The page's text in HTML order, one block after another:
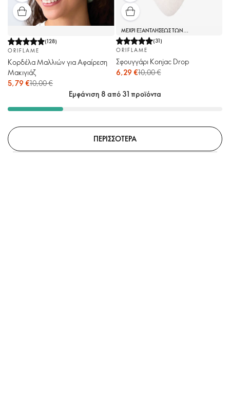
(128)
ORIFLAME
Κορδέλα Μαλλιών για Αφαίρεση
Μακιγιάζ
5,79 €10,00 €
ΜΕΧΡΙ ΕΞΑΝΤΛΗΣΕΩΣ ΤΩΝ
ΑΠΟΘΕΜΑΤΩΝ
(31)
ORIFLAME
Σφουγγάρι Konjac Drop
6,29 €10,00 €
Εμφάνιση 8 από 31 προϊόντα
ΠΕΡΙΣΣΟΤΕΡΑ